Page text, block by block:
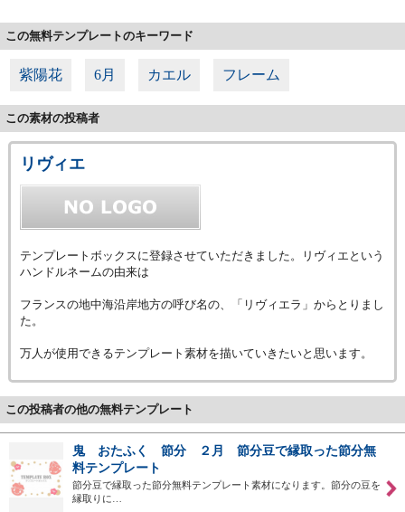
この無料テンプレートのキーワード
紫陽花 6月 カエル フレーム
この素材の投稿者
リヴィエ
テンプレートボックスに登録させていただきました。リヴィエという
ハンドルネームの由来は
フランスの地中海沿岸地方の呼び名の、「リヴィエラ」からとりまし
た。
万人が使用できるテンプレート素材を描いていきたいと思います。
この投稿者の他の無料テンプレート
鬼 おたふく 節分 ２月 節分豆で縁取った節分無
料テンプレート
節分豆で縁取った節分無料テンプレート素材になります。節分の豆を
縁取りに…